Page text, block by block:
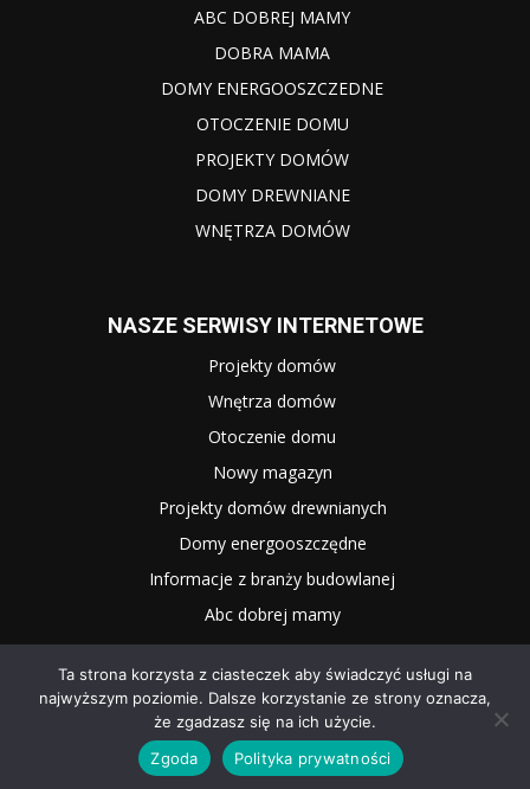
ABC DOBREJ MAMY
DOBRA MAMA
DOMY ENERGOOSZCZEDNE
OTOCZENIE DOMU
PROJEKTY DOMÓW
DOMY DREWNIANE
WNĘTRZA DOMÓW
NASZE SERWISY INTERNETOWE
Projekty domów
Wnętrza domów
Otoczenie domu
Nowy magazyn
Projekty domów drewnianych
Domy energooszczędne
Informacje z branży budowlanej
Abc dobrej mamy
2025 WNĘTRZE I OGRÓD
Ta strona korzysta z ciasteczek aby świadczyć usługi na
najwyższym poziomie. Dalsze korzystanie ze strony oznacza,
że zgadzasz się na ich użycie.
Zgoda
Polityka prywatności